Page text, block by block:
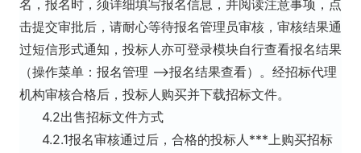
名，报名时，须详细填写报名信息，并阅读注意事项，点
击提交审批后，请耐心等待报名管理员审核，审核结果通
过短信形式通知，投标人亦可登录模块自行查看报名结果
（操作菜单：报名管理 -->报名结果查看）。经招标代理
机构审核合格后，投标人购买并下载招标文件。
4.2出售招标文件方式
4.2.1报名审核通过后，合格的投标人***上购买招标